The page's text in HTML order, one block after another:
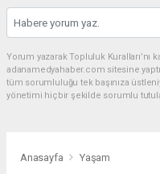
Yorum yazarak Topluluk Kuralları’nı
adanamedyahaber.com sitesine
tüm sorumluluğu tek başınıza
yönetimi hiçbir şekilde sorumlu
Anasayfa Yaşam